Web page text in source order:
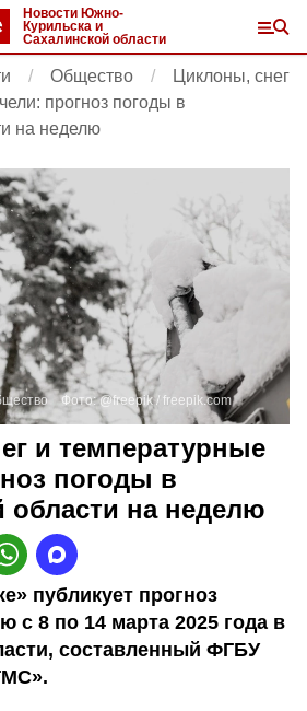
Новости Южно-
Курильска и
Сахалинской области
Общество
Циклоны, снег
прогноз погоды в
на неделю
Фото:@freepik / freepik.com
и температурные
погоды в
области на неделю
публикует прогноз
с 8 по 14 марта 2025 года в
составленный ФГБУ